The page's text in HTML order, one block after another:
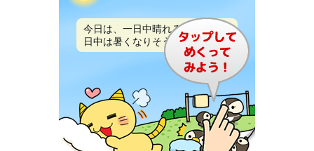
今日は、一日中晴れるでしょう。
日中は暑くなりそうです。